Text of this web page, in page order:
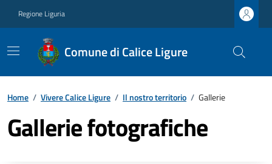
Regione Liguria
Comune di Calice Ligure
Home / Vivere Calice Ligure / Il nostro territorio / Gallerie
Gallerie fotografiche